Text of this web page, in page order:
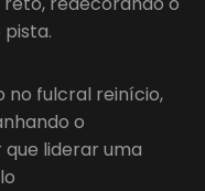
no fulcral reinício,
o
liderar uma